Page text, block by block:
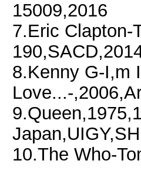
15009,2016
7.Eric Clapton-
8.Kenny G-I,m
Love...-
10.The Who-